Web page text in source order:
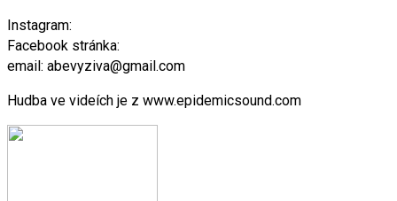
Instagram:
Facebook stránka:
email: abevyziva@gmail.com
Hudba ve videích je z www.epidemicsound.com